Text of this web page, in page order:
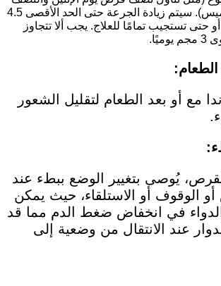
الآخر يوم الخميس). سيتم زيادة الجرعة حتى الحد الأقصى 4.5
حتى تستجيب تمامًا للعلاج. يجب ألا تتجاوز
الطعام:
مع أو بعد الطعام لتقليل الشعور
يُوصى بتغيير الوضع ببطء عند
الوقوف أو الاستلقاء، حيث يمكن
في انخفاض ضغط الدم مما قد
عند الانتقال من وضعية إلى